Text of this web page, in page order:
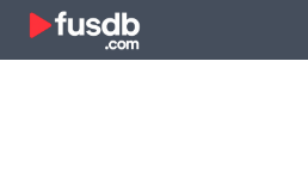
Zum Inhalt springen